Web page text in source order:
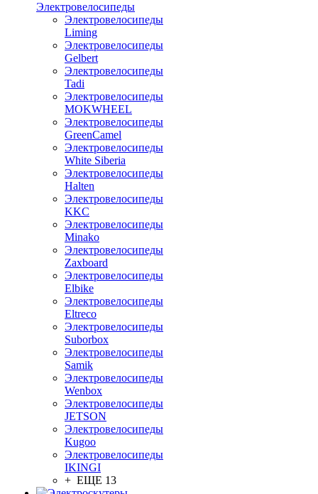
Электровелосипеды
Электровелосипеды
Liming
Электровелосипеды
Gelbert
Электровелосипеды
Tadi
Электровелосипеды
MOKWHEEL
Электровелосипеды
GreenCamel
Электровелосипеды
White Siberia
Электровелосипеды
Halten
Электровелосипеды
KKC
Электровелосипеды
Minako
Электровелосипеды
Zaxboard
Электровелосипеды
Elbike
Электровелосипеды
Eltreco
Электровелосипеды
Suborbox
Электровелосипеды
Samik
Электровелосипеды
Wenbox
Электровелосипеды
JETSON
Электровелосипеды
Kugoo
Электровелосипеды
IKINGI
+ ЕЩЕ 13